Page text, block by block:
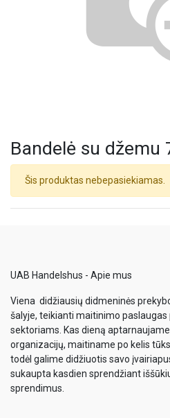
Bandelė su džemu
Šis produktas nebepasiekiamas.
UAB Handelshus - Apie mus
Viena didžiausių didmeninės
šalyje, teikianti maitinimo
sektoriams. Kas dieną
organizacijų, maitiname po kelis
todėl galime didžiuotis savo
sukaupta kasdien sprendžiant
sprendimus.